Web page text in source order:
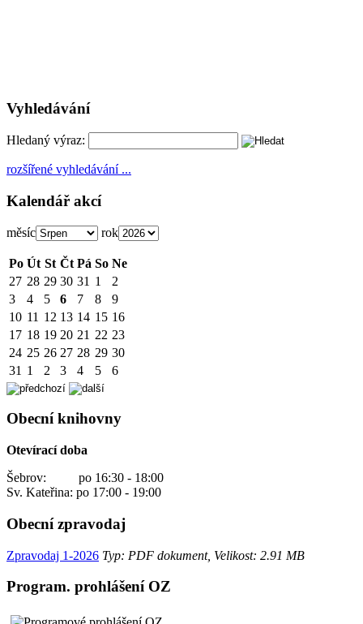
Vyhledávání
Hledaný výraz:
rozšířené vyhledávání ...
Kalendář akcí
měsíc rok
Po Út St Čt Pá So Ne
27 28 29 30 31 1
2
3
4 5 6 7 8
9
10 11 12 13 14 15 16
17 18 19 20 21 22 23
24 25 26 27 28 29 30
31 1 2 3 4 5 6
Obecní knihovny
Otevírací doba
Šebrov: po 16:30 - 18:00
Sv. Kateřina: po 17:00 - 19:00
Obecní zpravodaj
Zpravodaj 1-2026 Typ: PDF dokument, Velikost: 2.91 MB
Program. prohlášení OZ